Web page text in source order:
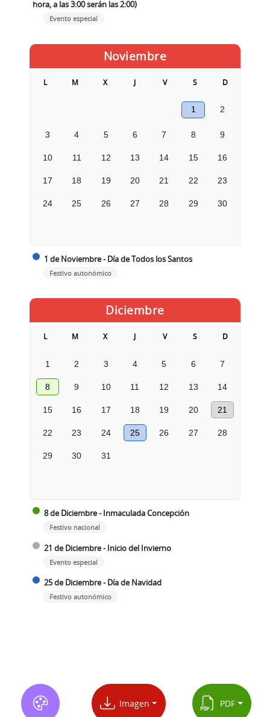
hora, a las 3:00 serán las 2:00)
Evento especial
Noviembre
L M X J V S D
1 2
3 4 5 6 7 8 9
10 11 12 13 14 15 16
17 18 19 20 21 22 23
24 25 26 27 28 29 30
1 de Noviembre - Día de Todos los Santos
Festivo autonómico
Diciembre
L M X J V S D
1 2 3 4 5 6 7
8 9 10 11 12 13 14
15 16 17 18 19 20 21
22 23 24 25 26 27 28
29 30 31
8 de Diciembre - Inmaculada Concepción
Festivo nacional
21 de Diciembre - Inicio del Invierno
Evento especial
25 de Diciembre - Día de Navidad
Festivo autonómico
Imagen PDF